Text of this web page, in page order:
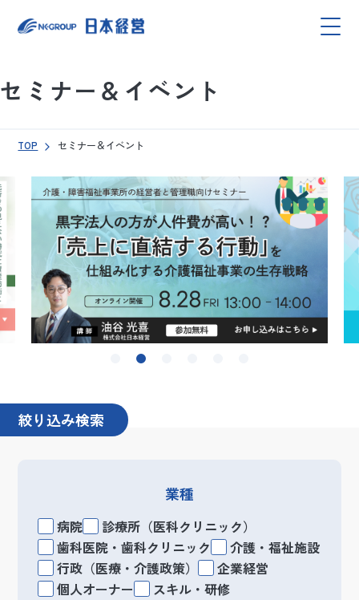
セミナー＆イベント
TOP セミナー＆イベント
絞り込み検索
業種
病院
診療所（医科クリニック）
歯科医院・歯科クリニック
介護・福祉施設
行政（医療・介護政策）
企業経営
個人オーナー
スキル・研修